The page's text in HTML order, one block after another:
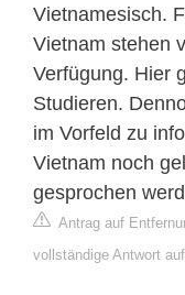
Vietnamesisch.
Vietnam stehen
Verfügung. Hier
Studieren.
im Vorfeld zu
Vietnam noch
gesprochen
Antrag auf
vollständige Antwort